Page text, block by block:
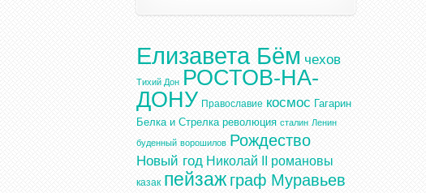
Елизавета Бём чехов
Тихий Дон РОСТОВ-НА-
ДОНУ Православие космос Гагарин
Белка и Стрелка революция сталин Ленин
буденный ворошилов Рождество
Новый год Николай II романовы
казак пейзаж граф Муравьев